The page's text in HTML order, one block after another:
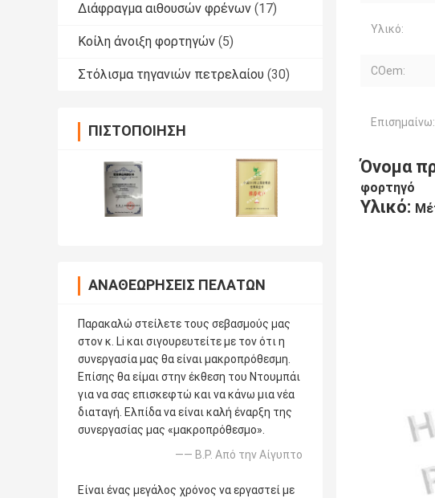
Διάφραγμα αιθουσών φρένων (17)
Κοίλη άνοιξη φορτηγών (5)
Στόλισμα τηγανιών πετρελαίου (30)
ΠΙΣΤΟΠΟΊΗΣΗ
ΑΝΑΘΕΩΡΉΣΕΙΣ ΠΕΛΑΤΏΝ
Παρακαλώ στείλετε τους σεβασμούς μας
στον κ. Li και σιγουρευτείτε με τον ότι η
συνεργασία μας θα είναι μακροπρόθεσμη.
Επίσης θα είμαι στην έκθεση του Ντουμπάι
για να σας επισκεφτώ και να κάνω μια νέα
διαταγή. Ελπίδα να είναι καλή έναρξη της
συνεργασίας μας «μακροπρόθεσμο».
—— B.P. Από την Αίγυπτο
Είναι ένας μεγάλος χρόνος να εργαστεί με
Υλικό:
COem:
Επισημαίνω:
Όνομα
φορτηγό
Υλικό: